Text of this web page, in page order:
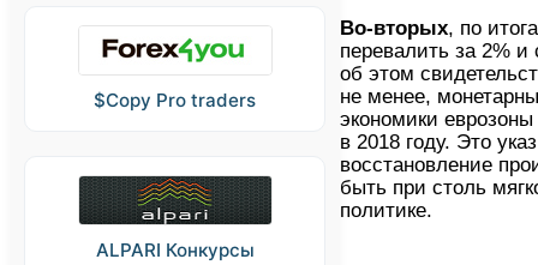
$Copy Pro traders
ALPARI Конкурсы
Во-вторых, по
перевалить за 2% и
об этом
не менее,
экономики
в 2018 году. Это
восстановление
быть при столь
политике.